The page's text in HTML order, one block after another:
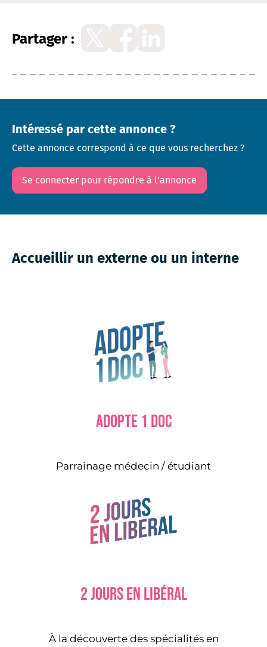
Partager :
Intéressé par cette annonce ?
Cette annonce correspond à ce que vous recherchez ?
Se connecter pour répondre à l'annonce
Accueillir un externe ou un interne
Adopte 1 doc
Parrainage médecin / étudiant
2 jours en libéral
À la découverte des spécialités en